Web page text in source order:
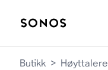
Butikk > Høyttalere